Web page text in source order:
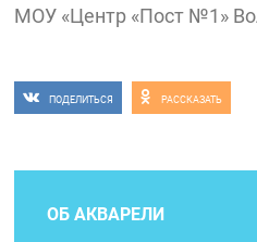
МОУ «Центр «Пост №1»
ПОДЕЛИТЬСЯ РАССКАЗАТЬ
ОБ АКВАРЕЛИ